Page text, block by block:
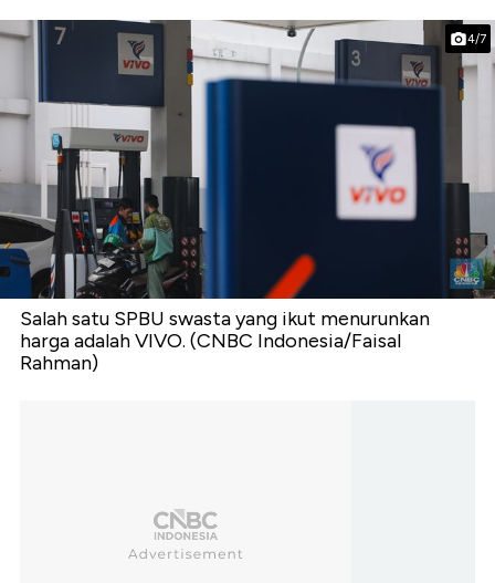
4/7
Salah satu SPBU swasta yang ikut menurunkan
harga adalah VIVO. (CNBC Indonesia/Faisal
Rahman)